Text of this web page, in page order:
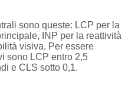
sono queste: LCP per la
INP per la reattività
visiva. Per essere
sono LCP entro 2,5
e CLS sotto 0,1.